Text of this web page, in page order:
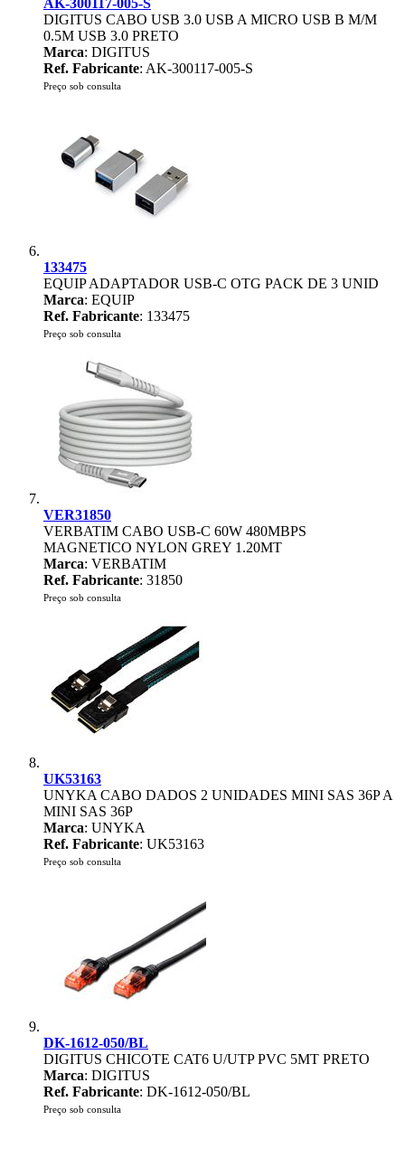
AK-300117-005-S
DIGITUS CABO USB 3.0 USB A MICRO USB B M/M
0.5M USB 3.0 PRETO
Marca: DIGITUS
Ref. Fabricante: AK-300117-005-S
Preço sob consulta
133475
EQUIP ADAPTADOR USB-C OTG PACK DE 3 UNID
Marca: EQUIP
Ref. Fabricante: 133475
Preço sob consulta
VER31850
VERBATIM CABO USB-C 60W 480MBPS
MAGNETICO NYLON GREY 1.20MT
Marca: VERBATIM
Ref. Fabricante: 31850
Preço sob consulta
UK53163
UNYKA CABO DADOS 2 UNIDADES MINI SAS 36P A
MINI SAS 36P
Marca: UNYKA
Ref. Fabricante: UK53163
Preço sob consulta
DK-1612-050/BL
DIGITUS CHICOTE CAT6 U/UTP PVC 5MT PRETO
Marca: DIGITUS
Ref. Fabricante: DK-1612-050/BL
Preço sob consulta